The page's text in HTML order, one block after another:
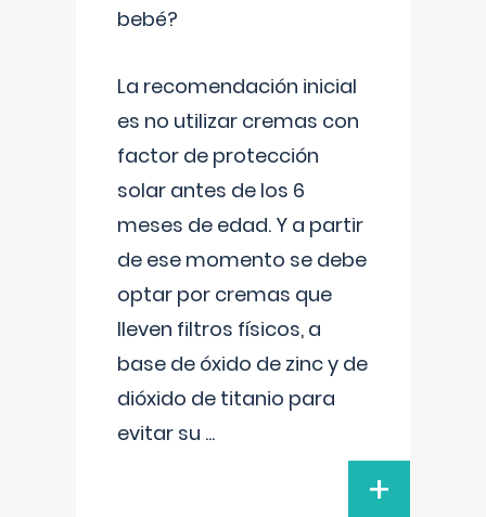
bebé?
La recomendación inicial
es no utilizar cremas con
factor de protección
solar antes de los 6
meses de edad. Y a partir
de ese momento se debe
optar por cremas que
lleven filtros físicos, a
base de óxido de zinc y de
dióxido de titanio para
evitar su ...
+